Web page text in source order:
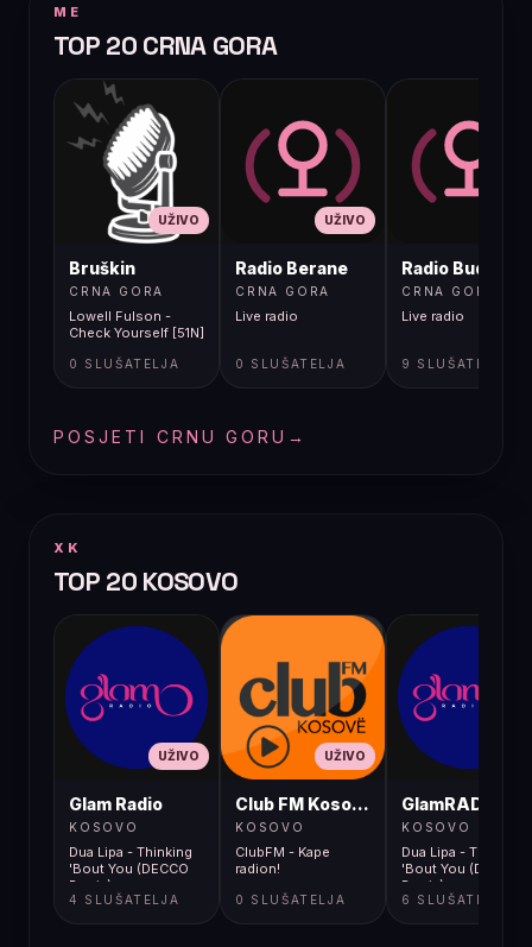
ME
TOP 20 CRNA GORA
UŽIVO
Bruškin
CRNA GORA
Lowell Fulson -
Check Yourself [51N]
0 SLUŠATELJA
UŽIVO
Radio Berane
CRNA GORA
Live radio
0 SLUŠATELJA
Radio Budva
CRNA GORA
Live radio
9 SLUŠATELJA
POSJETI CRNU GORU →
XK
TOP 20 KOSOVO
UŽIVO
Glam Radio
KOSOVO
Dua Lipa - Thinking
'Bout You (DECCO
Remix)
4 SLUŠATELJA
UŽIVO
Club FM Kosovë
KOSOVO
ClubFM - Kape
radion!
0 SLUŠATELJA
GlamRADIO
KOSOVO
Dua Lipa - Thinking
'Bout You (DECCO
Remix)
6 SLUŠATELJA